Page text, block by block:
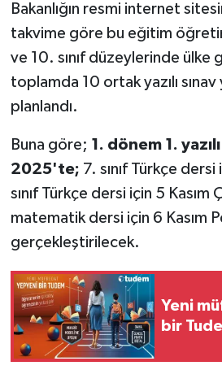
Bakanlığın resmi internet
takvime göre bu eğitim
ve 10. sınıf düzeylerinde ülke
toplamda 10 ortak yazılı sınav
planlandı.
Buna göre; 1. dönem 1.
2025'te; 7. sınıf Türkçe dersi
sınıf Türkçe dersi için 5 Kasım
matematik dersi için 6 Kasım
gerçekleştirilecek.
Yeni
bir